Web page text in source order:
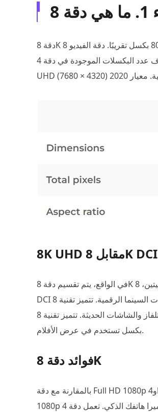
دقة 8K تعني دقة العرض أو الصورة بعرض 8000 بكسل تقريبًا. دقة الفيديو 8K هي خليفة دقة 4K. تحتوي دقة 8K على أربعة
أضعاف عدد البكسلات الموجودة في دقة 4K. تم الكشف عن أول أجهزة تلفزيون 8K في معرض CES 2019، وكانت دقة 8K
8K UHD مقابل 8K DCI
في الواقع، يتم تقسيم دقة 8K إلى فئتين فرعيتين رئيسيتين، 8K UHD و8K DCI. يشير 8K UHD إلى الدقة الفائقة، ويشير 8K
DCI إلى مبادرات السينما الرقمية. تتميز تقنية 8K UHD بنسبة عرض إلى ارتفاع قياسية تبلغ 16:9 ودقة 7680 × 4320 بكسل
تستخدمها غالبية أجهزة التلفاز والشاشات الحديثة. تتميز تقنية 8K DCI بنسبة عرض إلى ارتفاع تبلغ 256:135 و8192 × 4320
بكسل تستخدم في عرض الأفلام.
فوائد دقة 8K
بالمقارنة مع دقة Full HD 1080p و4K، تعد دقة 8K عالية بما يكفي لإنتاج صورة مفصلة للغاية. يجب أن تعلم أن دقة Full HD
1080p لا تقدم سوى صورة بدقة 2 ميجابكسل. إنه لا يقارن كثيرًا بما يمكن أن تقدمه كاميرا هاتفك الذكي. تعمل دقة 4K على